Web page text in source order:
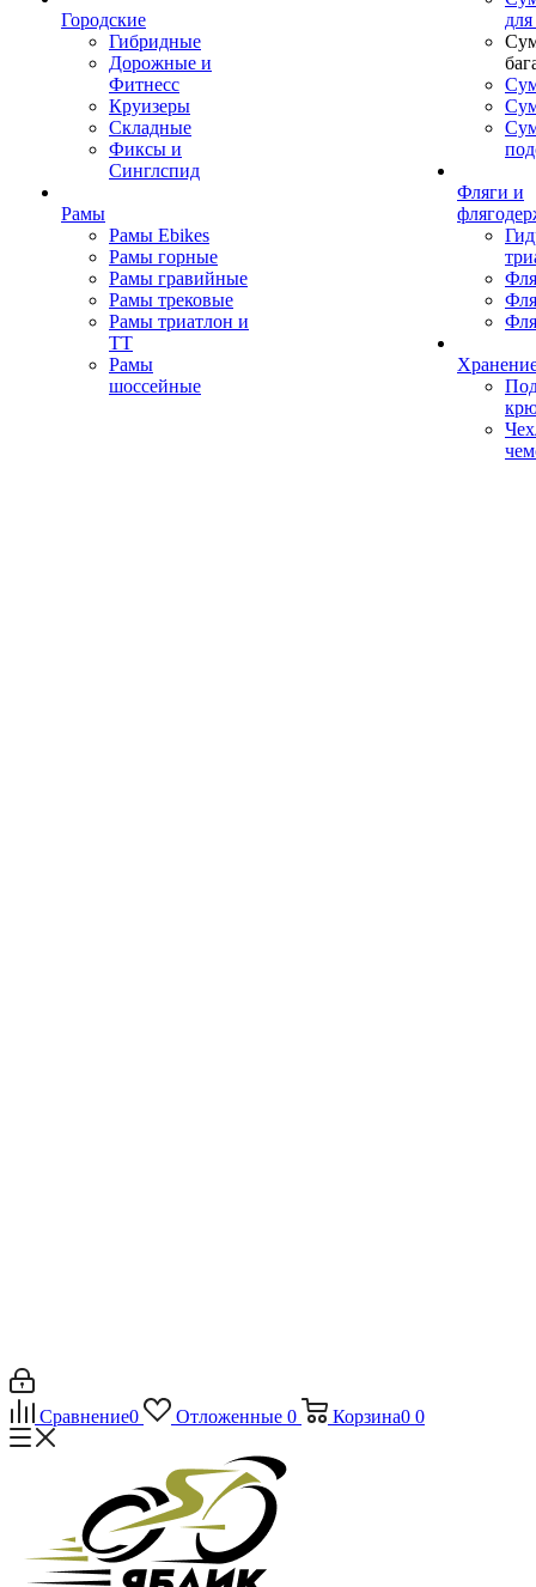
Городские
Гибридные
Дорожные и
Фитнесс
Круизеры
Складные
Фиксы и
Синглспид
Рамы
Рамы Ebikes
Рамы горные
Рамы гравийные
Рамы трековые
Рамы триатлон и
ТТ
Рамы
шоссейные
Фляги и
Сравнение0 Отложенные 0 Корзина0 0